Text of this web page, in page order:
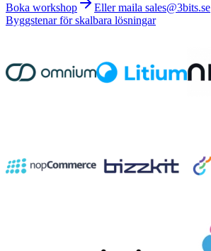
Boka workshop
Eller maila sales@3bits.se
Byggstenar för skalbara lösningar